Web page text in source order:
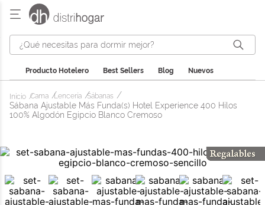
¿Qué necesitas para dormir mejor?
Producto Hotelero Best Sellers Blog Nuevos
Cama Lencería Sábanas
Sábana Ajustable Más Funda(s) Hotel Experience 400 Hilos
100% Algodón Egipcio Blanco Cremoso